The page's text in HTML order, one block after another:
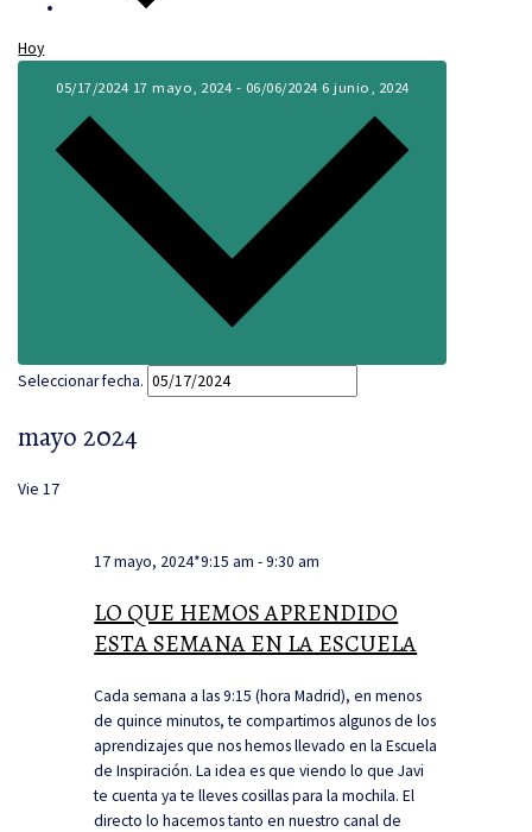
Hoy
05/17/2024 17 mayo, 2024 - 06/06/2024 6 junio, 2024
Seleccionar fecha.
mayo 2024
Vie17
17 mayo, 2024*9:15 am -9:30 am
LO QUE HEMOS APRENDIDO
ESTA SEMANA EN LA ESCUELA
Cada semana a las 9:15 (hora Madrid), en menos
de quince minutos, te compartimos algunos de los
aprendizajes que nos hemos llevado en la Escuela
de Inspiración. La idea es que viendo lo que Javi
te cuenta ya te lleves cosillas para la mochila. El
directo lo hacemos tanto en nuestro canal de